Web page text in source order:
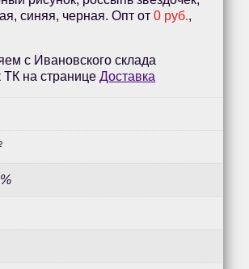
синяя, черная. Опт от0 руб.,
с Ивановского склада
ТК на страницеДоставка